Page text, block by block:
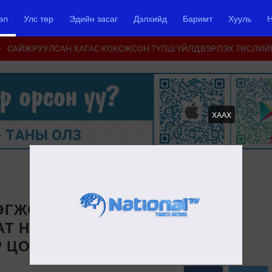
Улс төр Эдийн засаг Дэлхийд Баримт Хууль
ХААХ
САЙЖРУУЛСАН ХАГАС КОКСЖСОН ТҮЛШ ҮЙЛДВЭРЛЭХ
100 ЖИЛИЙН ОЙГ
НИСГЭГЧ Р.БАТ-ЭРДЭНЭД
ХҮРТЭЭЛЭЭ